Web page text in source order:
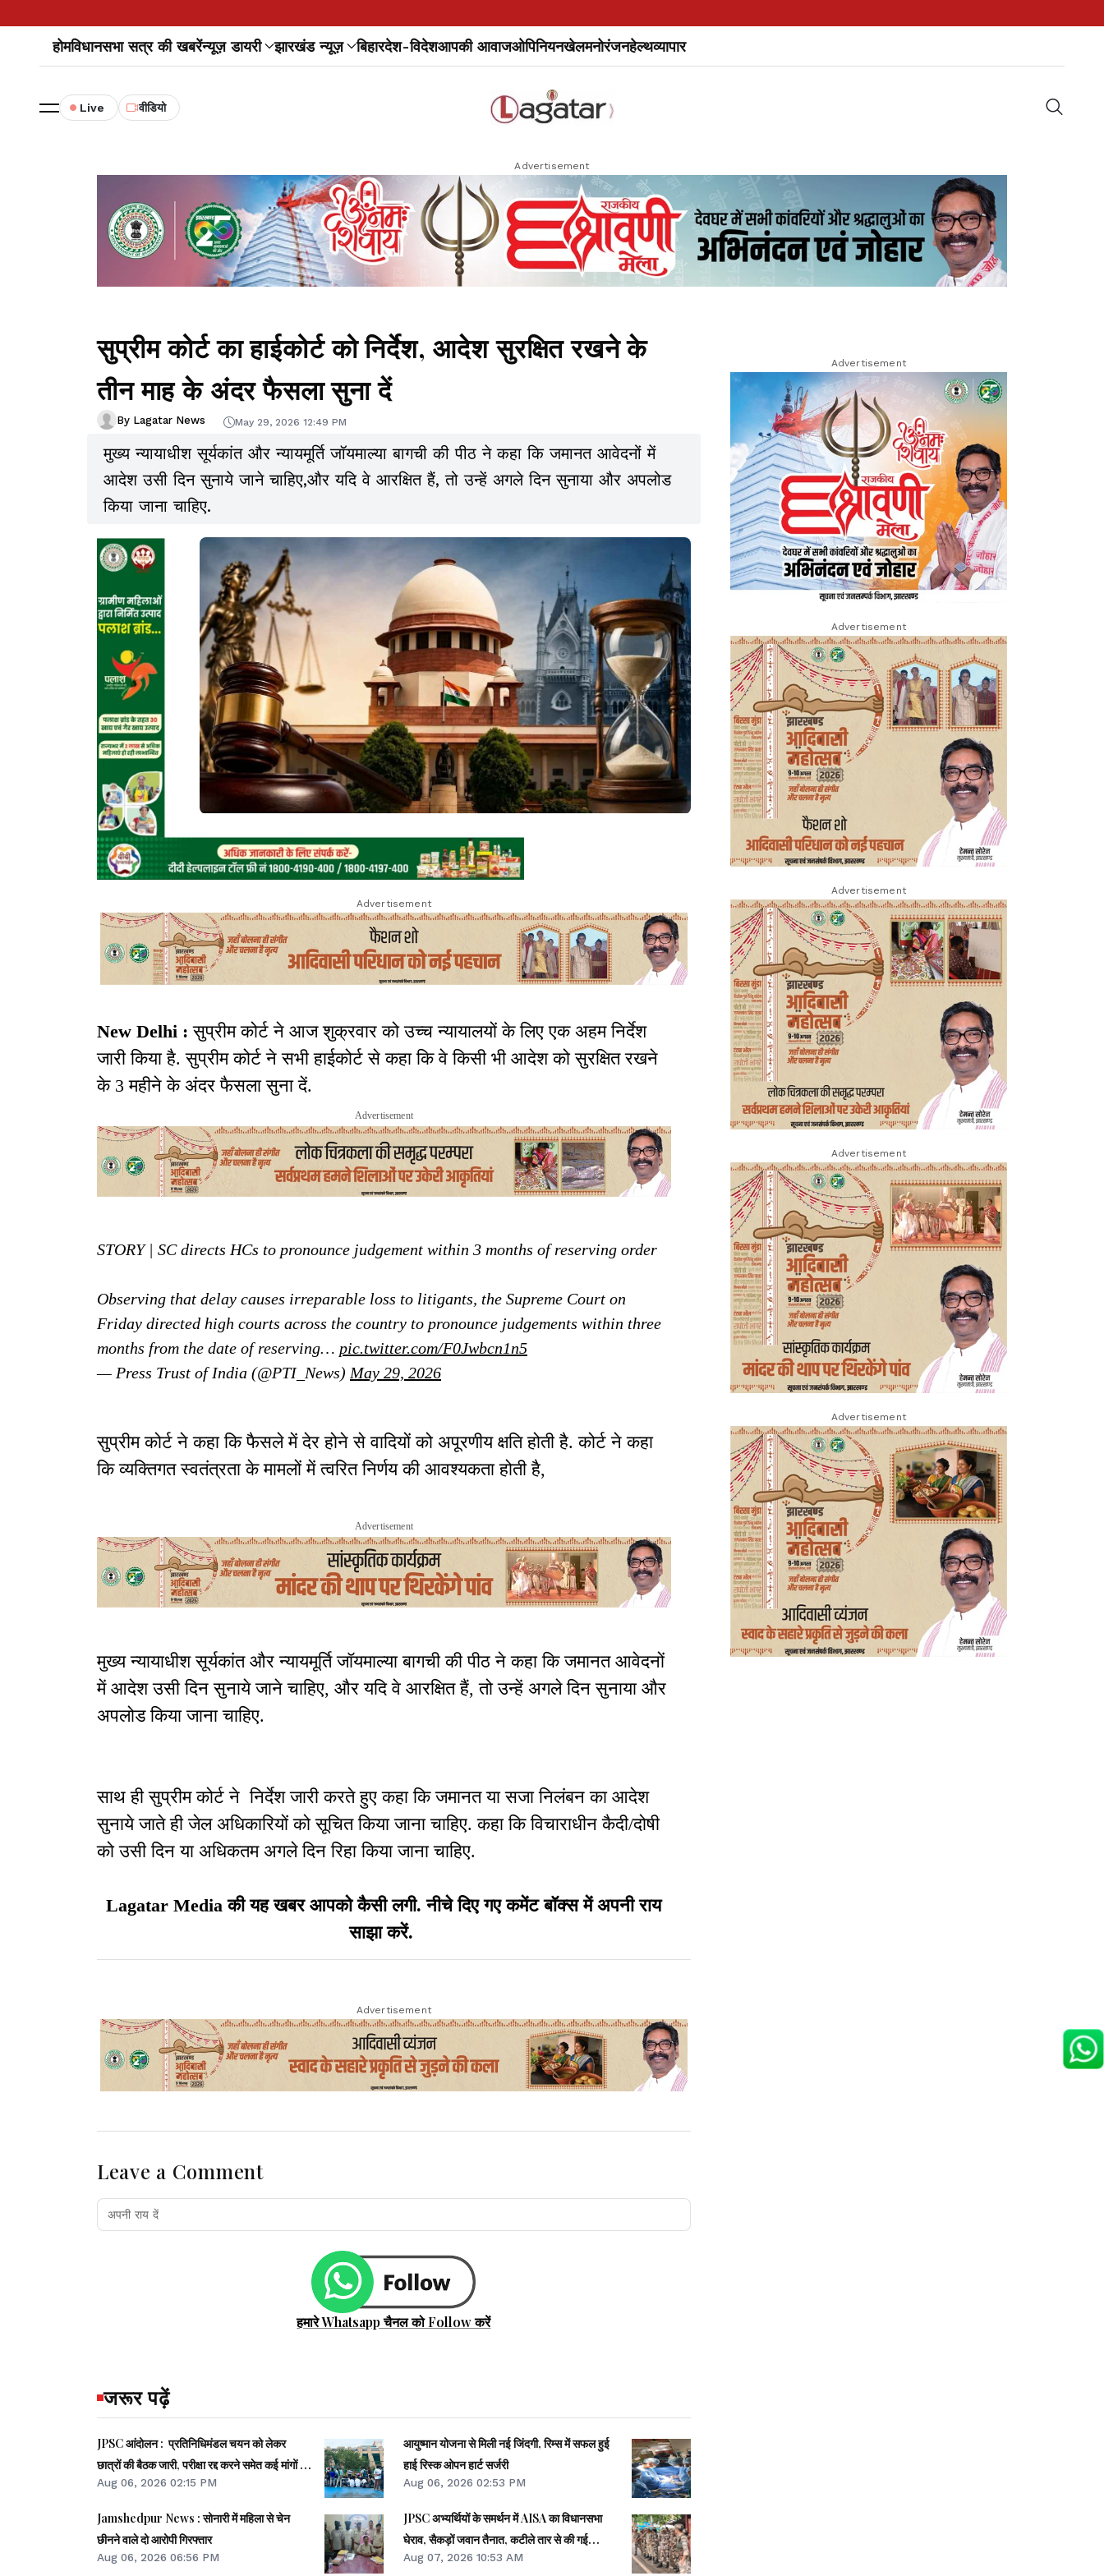
होमविधानसभा सत्र की खबरेंन्यूज़ डायरी झारखंड न्यूज़ बिहारदेश-विदेशआपकी आवाजओपिनियनखेलमनोरंजनहेल्थव्यापार
Live वीडियो
Advertisement
सुप्रीम कोर्ट का हाईकोर्ट को निर्देश, आदेश सुरक्षित रखने के
तीन माह के अंदर फैसला सुना दें
By Lagatar News May 29, 2026 12:49 PM
मुख्य न्यायाधीश सूर्यकांत और न्यायमूर्ति जॉयमाल्या बागची की पीठ ने कहा कि जमानत आवेदनों में
आदेश उसी दिन सुनाये जाने चाहिए,और यदि वे आरक्षित हैं, तो उन्हें अगले दिन सुनाया और अपलोड
किया जाना चाहिए.
Advertisement
New Delhi :सुप्रीम कोर्ट ने आज शुक्रवार को उच्च न्यायालयों के लिए एक अहम निर्देश
जारी किया है. सुप्रीम कोर्ट ने सभी हाईकोर्ट से कहा कि वे किसी भी आदेश को सुरक्षित रखने
के 3 महीने के अंदर फैसला सुना दें.
Advertisement
STORY | SC directs HCs to pronounce judgement within 3 months of reserving order
Observing that delay causes irreparable loss to litigants, the Supreme Court on
Friday directed high courts across the country to pronounce judgements within three
months from the date of reserving… pic.twitter.com/F0Jwbcn1n5
— Press Trust of India (@PTI_News) May 29, 2026
सुप्रीम कोर्ट ने कहा कि फैसले में देर होने से वादियों को अपूरणीय क्षति होती है. कोर्ट ने कहा
कि व्यक्तिगत स्वतंत्रता के मामलों में त्वरित निर्णय की आवश्यकता होती है,
Advertisement
मुख्य न्यायाधीश सूर्यकांत और न्यायमूर्ति जॉयमाल्या बागची की पीठ ने कहा कि जमानत आवेदनों
में आदेश उसी दिन सुनाये जाने चाहिए, और यदि वे आरक्षित हैं, तो उन्हें अगले दिन सुनाया और
अपलोड किया जाना चाहिए.
साथ ही सुप्रीम कोर्ट ने निर्देश जारी करते हुए कहा कि जमानत या सजा निलंबन का आदेश
सुनाये जाते ही जेल अधिकारियों को सूचित किया जाना चाहिए. कहा कि विचाराधीन कैदी/दोषी
को उसी दिन या अधिकतम अगले दिन रिहा किया जाना चाहिए.
Lagatar Media की यह खबर आपको कैसी लगी. नीचे दिए गए कमेंट बॉक्स में अपनी राय
साझा करें.
Advertisement
Leave a Comment
हमारे Whatsapp चैनल को Follow करें
जरूर पढ़ें
JPSC आंदोलन : प्रतिनिधिमंडल चयन को लेकर
छात्रों की बैठक जारी, परीक्षा रद्द करने समेत कई मांगों पर
बनी सहमति
Aug 06, 2026 02:15 PM
Jamshedpur News : सोनारी में महिला से चेन
छीनने वाले दो आरोपी गिरफ्तार
Aug 06, 2026 06:56 PM
आयुष्मान योजना से मिली नई जिंदगी, रिम्स में सफल हुई
हाई रिस्क ओपन हार्ट सर्जरी
Aug 06, 2026 02:53 PM
JPSC अभ्यर्थियों के समर्थन में AISA का विधानसभा
घेराव, सैकड़ों जवान तैनात, कटीले तार से की गई
बैरिकेडिंग
Aug 07, 2026 10:53 AM
Advertisement
Advertisement
Advertisement
Advertisement
Advertisement